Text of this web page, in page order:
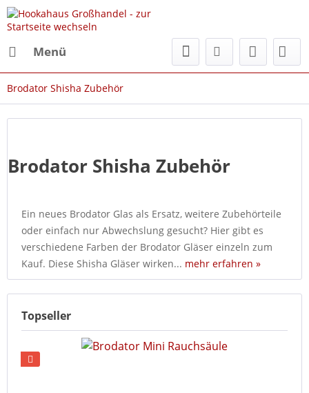
Menü
Brodator Shisha Zubehör
Brodator Shisha Zubehör
Ein neues Brodator Glas als Ersatz, weitere Zubehörteile
oder einfach nur Abwechslung gesucht? Hier gibt es
verschiedene Farben der Brodator Gläser einzeln zum
Kauf. Diese Shisha Gläser wirken... mehr erfahren »
Topseller